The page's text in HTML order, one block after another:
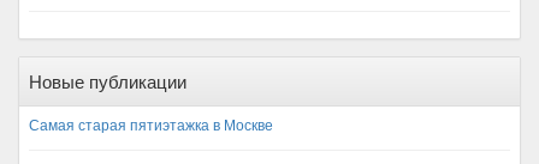
Новые публикации
Самая старая пятиэтажка в Москве